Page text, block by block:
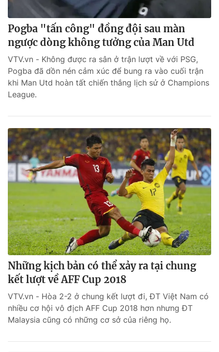
Pogba "tấn công" đồng đội sau màn
ngược dòng không tưởng của Man Utd
VTV.vn - Không được ra sân ở trận lượt về với PSG,
Pogba đã dồn nén cảm xúc để bung ra vào cuối trận
khi Man Utd hoàn tất chiến thắng lịch sử ở Champions
League.
Những kịch bản có thể xảy ra tại chung
kết lượt về AFF Cup 2018
VTV.vn - Hòa 2-2 ở chung kết lượt đi, ĐT Việt Nam có
nhiều cơ hội vô địch AFF Cup 2018 hơn nhưng ĐT
Malaysia cũng có những cơ sở của riêng họ.